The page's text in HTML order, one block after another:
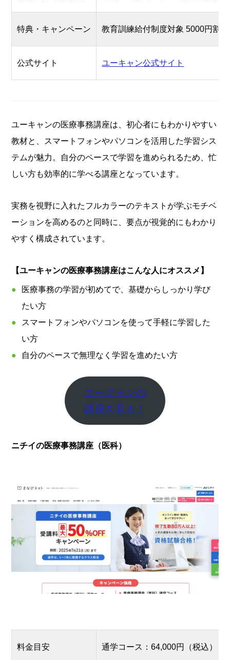
特典・キャンペーン 教育訓練給付制度対象 5000円割
公式サイト ユーキャン公式サイト
ユーキャンの医療事務講座は、初心者にもわかりやすい
教材と、スマートフォンやパソコンを活用した学習シス
テムが魅力。自分のペースで学習を進められるため、忙
しい方も効率的に学べる講座となっています。
実務を視野に入れたフルカラーのテキストが学ぶモチベ
ーションを高めるのと同時に、要点が視覚的にもわかり
やすく構成されています。
【ユーキャンの医療事務講座はこんな人にオススメ】
医療事務の学習が初めてで、基礎からしっかり学び
たい方
スマートフォンやパソコンを使って手軽に学習した
い方
自分のペースで無理なく学習を進めたい方
ユーキャンの
講座を見る！
ニチイの医療事務講座（医科）
料金目安 通学コース：64,000円（税込）